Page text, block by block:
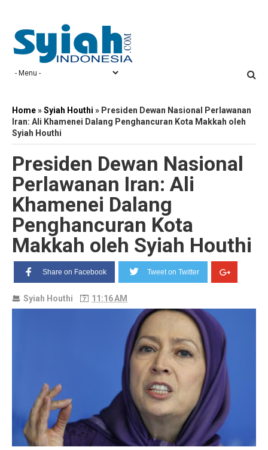
Home»Syiah Houthi » Presiden Dewan Nasional Perlawanan
Iran: Ali Khamenei Dalang Penghancuran Kota Makkah oleh
Syiah Houthi
Presiden Dewan Nasional
Perlawanan Iran: Ali
Khamenei Dalang
Penghancuran Kota
Makkah oleh Syiah Houthi
Share on Facebook Tweet on Twitter
Syiah Houthi 11:16 AM